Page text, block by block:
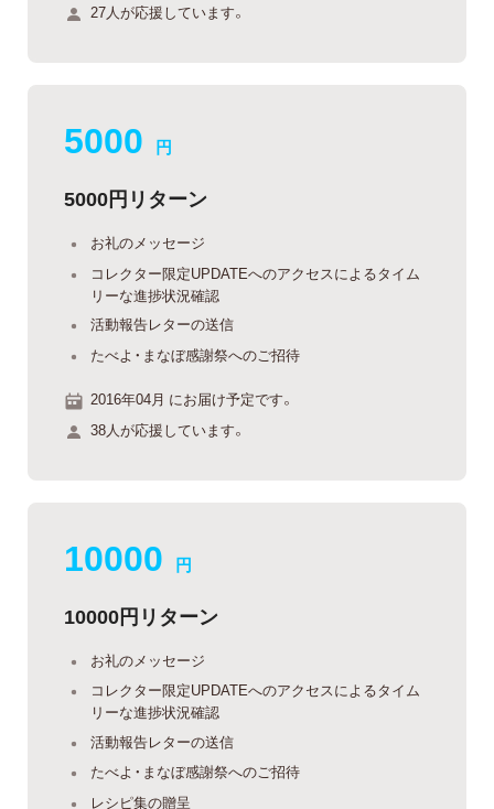
27人が応援しています。
5000 円
5000円リターン
お礼のメッセージ
コレクター限定UPDATEへのアクセスによるタイム
リーな進捗状況確認
活動報告レターの送信
たべよ・まなぼ感謝祭へのご招待
2016年04月 にお届け予定です。
38人が応援しています。
10000 円
10000円リターン
お礼のメッセージ
コレクター限定UPDATEへのアクセスによるタイム
リーな進捗状況確認
活動報告レターの送信
たべよ・まなぼ感謝祭へのご招待
レシピ集の贈呈